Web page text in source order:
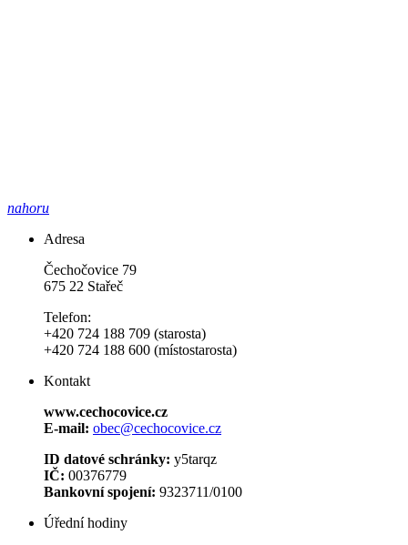
nahoru
Adresa
Čechočovice 79
675 22 Stařeč
Telefon:
+420 724 188 709 (starosta)
+420 724 188 600 (místostarosta)
Kontakt
www.cechocovice.cz
E-mail: obec@cechocovice.cz
ID datové schránky: y5tarqz
IČ: 00376779
Bankovní spojení: 9323711/0100
Úřední hodiny